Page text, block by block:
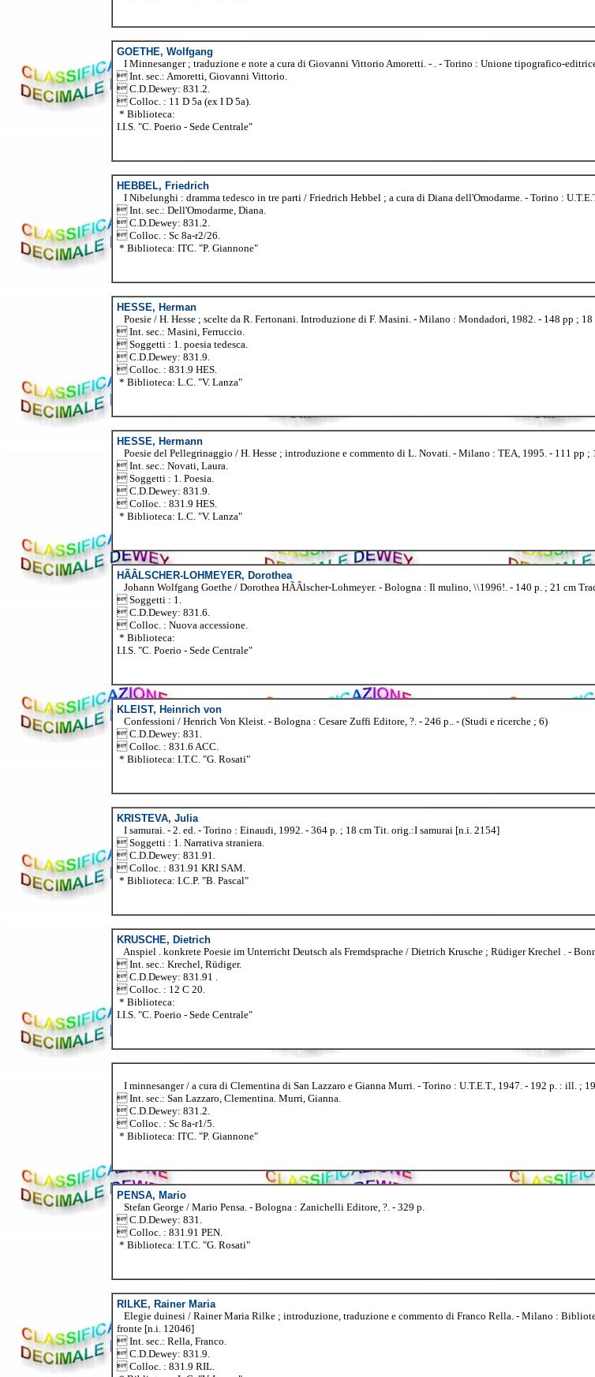
GOETHE, Wolfgang
I Minnesanger ; traduzione e note a cura di Giovanni Vittorio Amoretti. - . - Torino : Unione tipografico-
 Int. sec.: Amoretti, Giovanni Vittorio.
 C.D.Dewey: 831.2.
 Colloc. : 11 D 5a (ex I D 5a).
* Biblioteca:
I.I.S. "C. Poerio - Sede Centrale"
HEBBEL, Friedrich
I Nibelunghi : dramma tedesco in tre parti / Friedrich Hebbel ; a cura di Diana dell'Omodarme. - Torino :
 Int. sec.: Dell'Omodarme, Diana.
 C.D.Dewey: 831.2.
 Colloc. : Sc 8a-r2/26.
* Biblioteca: ITC. "P. Giannone"
HESSE, Herman
Poesie / H. Hesse ; scelte da R. Fertonani. Introduzione di F. Masini. - Milano : Mondadori, 1982. - 148 pp ;
 Int. sec.: Masini, Ferruccio.
 Soggetti : 1. poesia tedesca.
 C.D.Dewey: 831.9.
 Colloc. : 831.9 HES.
* Biblioteca: L.C. "V. Lanza"
HESSE, Hermann
Poesie del Pellegrinaggio / H. Hesse ; introduzione e commento di L. Novati. - Milano : TEA, 1995. - 111 pp
 Int. sec.: Novati, Laura.
 Soggetti : 1. Poesia.
 C.D.Dewey: 831.9.
 Colloc. : 831.9 HES.
* Biblioteca: L.C. "V. Lanza"
HÃÂLSCHER-LOHMEYER, Dorothea
Johann Wolfgang Goethe / Dorothea HÃÂlscher-Lohmeyer. - Bologna : Il mulino, \\1996!. - 140 p. ; 21 cm
 Soggetti : 1.
 C.D.Dewey: 831.6.
 Colloc. : Nuova accessione.
* Biblioteca:
I.I.S. "C. Poerio - Sede Centrale"
KLEIST, Heinrich von
Confessioni / Henrich Von Kleist. - Bologna : Cesare Zuffi Editore, ?. - 246 p.. - (Studi e ricerche ; 6)
 C.D.Dewey: 831.
 Colloc. : 831.6 ACC.
* Biblioteca: I.T.C. "G. Rosati"
KRISTEVA, Julia
I samurai. - 2. ed. - Torino : Einaudi, 1992. - 364 p. ; 18 cm Tit. orig.:I samurai [n.i. 2154]
 Soggetti : 1. Narrativa straniera.
 C.D.Dewey: 831.91.
 Colloc. : 831.91 KRI SAM.
* Biblioteca: I.C.P. "B. Pascal"
KRUSCHE, Dietrich
Anspiel . konkrete Poesie im Unterricht Deutsch als Fremdsprache / Dietrich Krusche ; Rüdiger Krechel . -
 Int. sec.: Krechel, Rüdiger.
 C.D.Dewey: 831.91 .
 Colloc. : 12 C 20.
* Biblioteca:
I.I.S. "C. Poerio - Sede Centrale"
I minnesanger / a cura di Clementina di San Lazzaro e Gianna Murri. - Torino : U.T.E.T., 1947. - 192 p. : ill. ;
 Int. sec.: San Lazzaro, Clementina. Murri, Gianna.
 C.D.Dewey: 831.2.
 Colloc. : Sc 8a-r1/5.
* Biblioteca: ITC. "P. Giannone"
PENSA, Mario
Stefan George / Mario Pensa. - Bologna : Zanichelli Editore, ?. - 329 p.
 C.D.Dewey: 831.
 Colloc. : 831.91 PEN.
* Biblioteca: I.T.C. "G. Rosati"
RILKE, Rainer Maria
Elegie duinesi / Rainer Maria Rilke ; introduzione, traduzione e commento di Franco Rella. - Milano :
fronte [n.i. 12046]
 Int. sec.: Rella, Franco.
 C.D.Dewey: 831.9.
 Colloc. : 831.9 RIL.